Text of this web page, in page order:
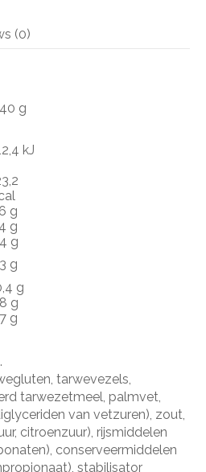
(0)
40 g
kJ
g
g
g
g
g
g
g
tarwevezels,
tarwezetmeel, palmvet,
van vetzuren), zout,
citroenzuur), rijsmiddelen
conserveermiddelen
stabilisator